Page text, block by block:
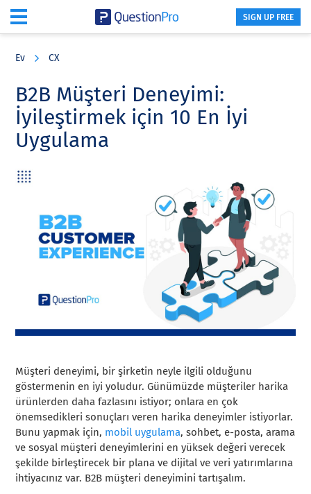
content
sidebar
SIGN UP FREE
Ev CX
B2B Müşteri Deneyimi:
İyileştirmek için 10 En İyi
Uygulama
Müşteri deneyimi, bir şirketin neyle ilgili olduğunu
göstermenin en iyi yoludur. Günümüzde müşteriler harika
ürünlerden daha fazlasını istiyor; onlara en çok
önemsedikleri sonuçları veren harika deneyimler istiyorlar.
Bunu yapmak için, mobil uygulama, sohbet, e-posta, arama
ve sosyal müşteri deneyimlerini en yüksek değeri verecek
şekilde birleştirecek bir plana ve dijital ve veri yatırımlarına
ihtiyacınız var. B2B müşteri deneyimini tartışalım.